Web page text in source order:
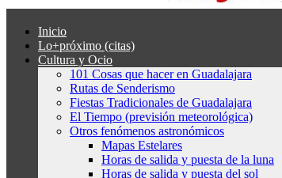
Inicio
Lo+próximo (citas)
Cultura y Ocio
101 Cosas que hacer en Guadalajara
Rutas de Senderismo
Fiestas Tradicionales de Guadalajara
El Tiempo (previsión meteorológica)
Otros fenómenos astronómicos
Mapas Estelares
Horas de salida y puesta de la luna
Horas de salida y puesta del sol